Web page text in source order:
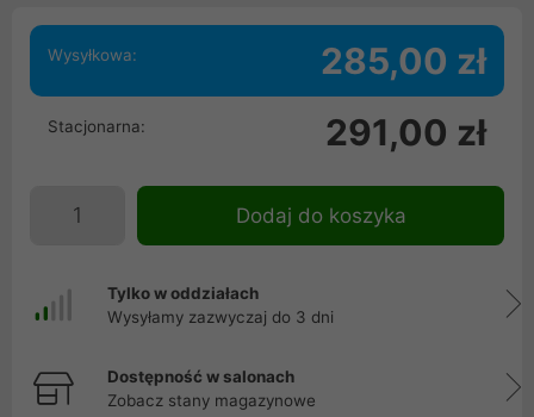
Wysyłkowa: 285,00 zł
Stacjonarna: 291,00 zł
Dodaj do koszyka
Tylko w oddziałach
Wysyłamy zazwyczaj do 3 dni
Dostępność w salonach
Zobacz stany magazynowe